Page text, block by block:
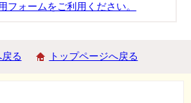
フォームをご利用ください。
る トップページへ戻る